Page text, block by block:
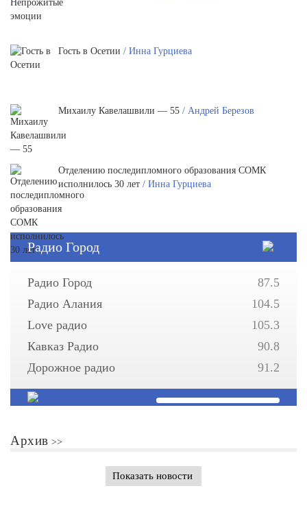
Гость в Осетии / Инна Гурциева
Михаилу Кавелашвили — 55 / Андрей Березов
Отделению последипломного образования СОМК
исполнилось 30 лет / Инна Гурциева
Радио Город
Радио Город
87.5
Радио Алания
104.5
Love радио
105.3
Кавказ Радио
90.8
Дорожное радио
91.2
Архив
Показать новости